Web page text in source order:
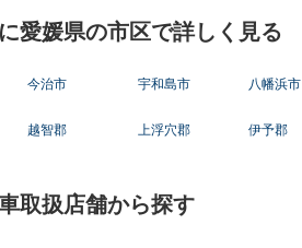
愛媛県の市区で詳しく見る
今治市 宇和島市 八幡浜市
越智郡 上浮穴郡 伊予郡
取扱店舗から探す